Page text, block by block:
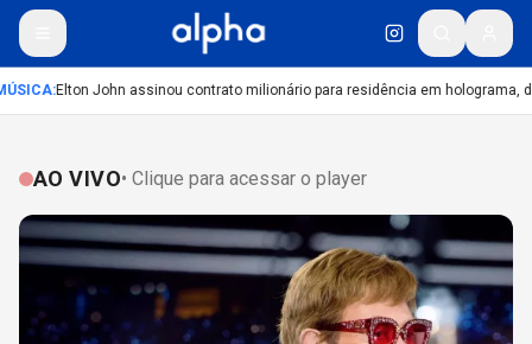
:Elton John assinou contrato milionário para residência em holograma,
AO VIVO• Clique para acessar o player